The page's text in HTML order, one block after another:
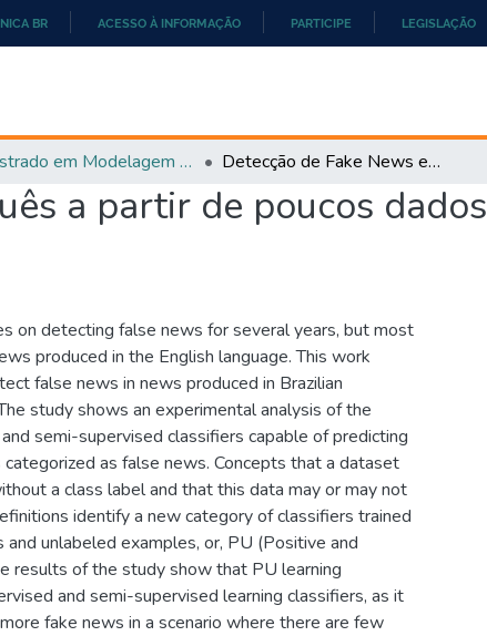
CONTEÚDO
BR ACESSO À INFORMAÇÃO PARTICIPE LEGISLAÇÃO
Mestrado em Modelagem e Otimização - PPGMO Detecção de Fake News em Português a partir de poucos dados rotulados
a partir de poucos dados
on detecting false news for several years, but most
produced in the English language. This work
false news in news produced in Brazilian
study shows an experimental analysis of the
semi-supervised classifiers capable of predicting
as false news. Concepts that a dataset
a class label and that this data may or may not
identify a new category of classifiers trained
unlabeled examples, or, PU (Positive and
results of the study show that PU learning
and semi-supervised learning classifiers, as it
fake news in a scenario where there are few